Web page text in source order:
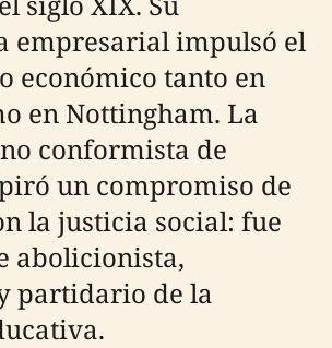
empresarial impulsó el
económico tanto en
en Nottingham. La
conformista de
un compromiso de
la justicia social: fue
abolicionista,
partidario de la